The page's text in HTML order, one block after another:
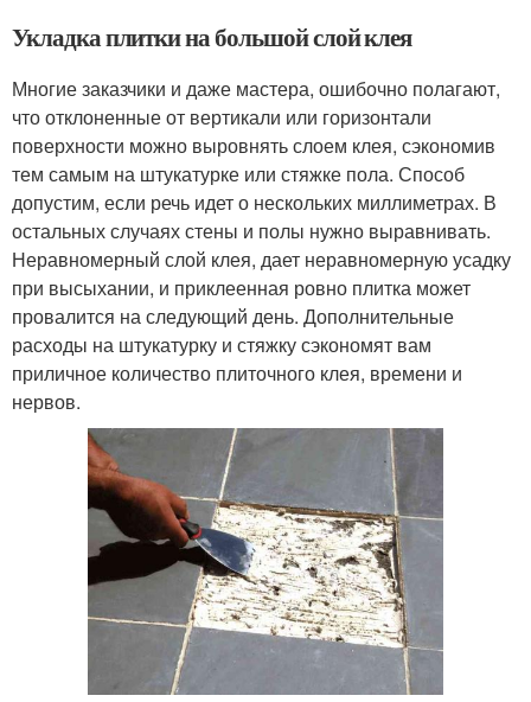
Укладка плитки на большой слой клея
Многие заказчики и даже мастера, ошибочно полагают,
что отклоненные от вертикали или горизонтали
поверхности можно выровнять слоем клея, сэкономив
тем самым на штукатурке или стяжке пола. Способ
допустим, если речь идет о нескольких миллиметрах. В
остальных случаях стены и полы нужно выравнивать.
Неравномерный слой клея, дает неравномерную усадку
при высыхании, и приклеенная ровно плитка может
провалится на следующий день. Дополнительные
расходы на штукатурку и стяжку сэкономят вам
приличное количество плиточного клея, времени и
нервов.